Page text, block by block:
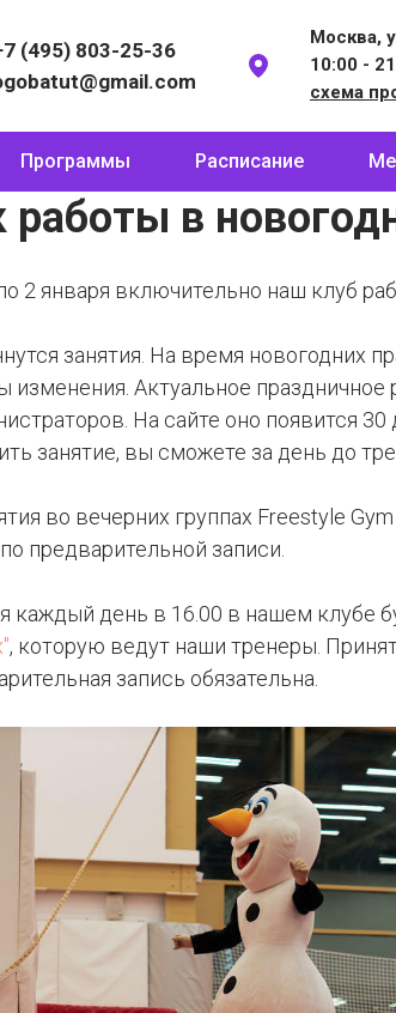
(495) 803-25-36
Москва,
10:00 -
схема
Программы Расписание
работы в
2 января включительно наш клуб
занятия. На время новогодних
изменения. Актуальное
На сайте оно появится
занятие, вы сможете за день до
во вечерних группах Freestyle
предварительной записи.
каждый день в 16.00 в нашем клубе
, которую ведут наши тренеры.
запись обязательна.